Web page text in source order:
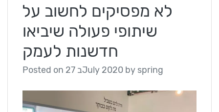
לא מפסיקים לחשוב על
שיתופי פעולה שיביאו
חדשנות לעמק
Posted on 27 בJuly 2020by spring